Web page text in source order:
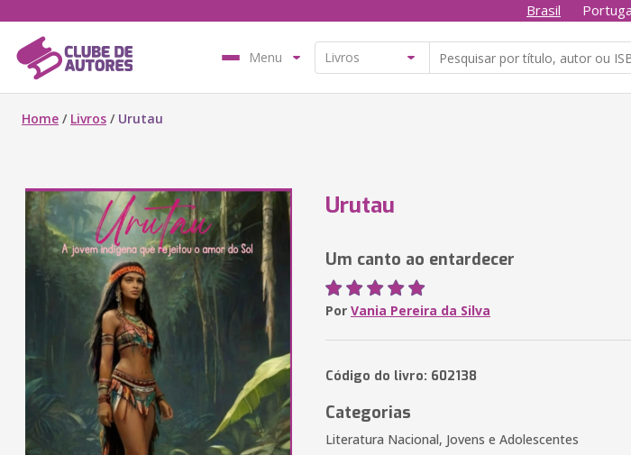
Brasil
Menu
Home / Livros / Urutau
Urutau
Um canto ao entardecer
Por Vania Pereira da Silva
Código do livro: 602138
Categorias
Literatura Nacional, Jovens e Adolescentes